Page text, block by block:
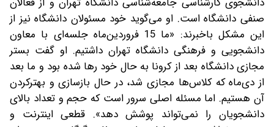
صنفی دانشگاه است. او می‌گوید خود مسئولان دانشگاه نیز از
این مشکل باخبرند: «ما 15 فروردین‌ماه جلسه‌ای با معاون
دانشجویی و فرهنگی دانشگاه تهران داشتیم. او گفت بستر
مجازی دانشگاه بعد از کرونا به حال خود رها شده بود و ما بعد
از دی‌ماه که کلاس‌ها مجازی شد، در حال بازسازی و بهتر‌‌کردن
آن هستیم. اما مسئله اصلی سرور است که حجم و تعداد بالای
دانشجویان را نمی‌تواند پوشش دهد». قطعی اینترنت و